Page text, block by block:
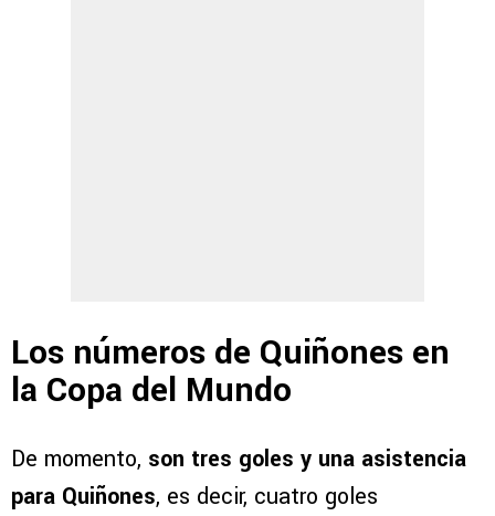
Los números de Quiñones en
la Copa del Mundo
De momento, son tres goles y una asistencia
para Quiñones, es decir, cuatro goles